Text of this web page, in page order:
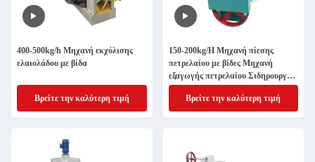
400-500kg/h Μηχανή εκχύλισης
ελαιολάδου με βίδα
Βρείτε την καλύτερη τιμή
150-200kg/H Μηχανή πίεσης
πετρελαίου με βίδες Μηχανή
εξαγωγής πετρελαίου Σιδηρουργείο
πετρελαίου σόγιας
Βρείτε την καλύτερη τιμή